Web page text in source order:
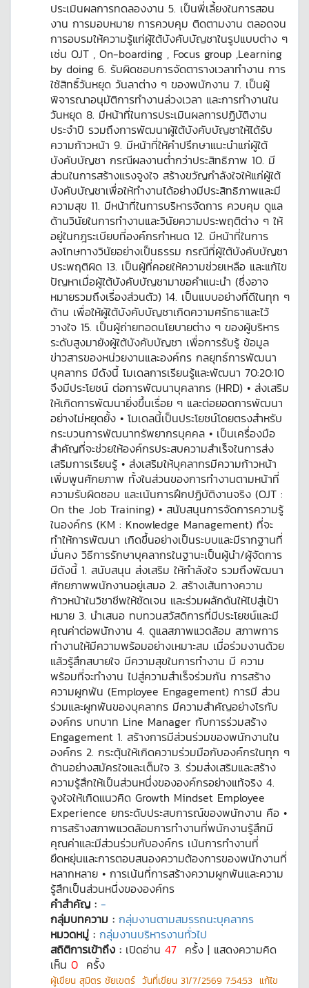
ประเมินผลการทดลองงาน 5. เป็นพี่เลี้ยงในการสอน
งาน การมอบหมาย การควบคุม ติดตามงาน ตลอดจน
การอบรมให้ความรู้แก่ผู้ใต้บังคับบัญชาในรูปแบบต่าง ๆ
เช่น OJT , On-boarding , Focus group ,Learning
by doing 6. รับผิดชอบการจัดตารางเวลาทำงาน การ
ใช้สิทธิ์วันหยุด วันลาต่าง ๆ ของพนักงาน 7. เป็นผู้
พิจารณาอนุมัติการทำงานล่วงเวลา และการทำงานใน
วันหยุด 8. มีหน้าที่ในการประเมินผลการปฏิบัติงาน
ประจำปี รวมถึงการพัฒนาผู้ใต้บังคับบัญชาให้ได้รับ
ความก้าวหน้า 9. มีหน้าที่ให้คำปรึกษาแนะนำแก่ผู้ใต้
บังคับบัญชา กรณีผลงานต่ำกว่าประสิทธิภาพ 10. มี
ส่วนในการสร้างแรงจูงใจ สร้างขวัญกำลังใจให้แก่ผู้ใต้
บังคับบัญชาเพื่อให้ทำงานได้อย่างมีประสิทธิภาพและมี
ความสุข 11. มีหน้าที่ในการบริหารจัดการ ควบคุม ดูแล
ด้านวินัยในการทำงานและวินัยความประพฤติต่าง ๆ ให้
อยู่ในกฎระเบียบที่องค์กรกำหนด 12. มีหน้าที่ในการ
ลงโทษทางวินัยอย่างเป็นธรรม กรณีที่ผู้ใต้บังคับบัญชา
ประพฤติผิด 13. เป็นผู้ที่คอยให้ความช่วยเหลือ และแก้ไข
ปัญหาเมื่อผู้ใต้บังคับบัญชามาขอคำแนะนำ (ซึ่งอาจ
หมายรวมถึงเรื่องส่วนตัว) 14. เป็นแบบอย่างที่ดีในทุก ๆ
ด้าน เพื่อให้ผู้ใต้บังคับบัญชาเกิดความศรัทธาและไว้
วางใจ 15. เป็นผู้ถ่ายทอดนโยบายต่าง ๆ ของผู้บริหาร
ระดับสูงมายังผู้ใต้บังคับบัญชา เพื่อการรับรู้ ข้อมูล
ข่าวสารของหน่วยงานและองค์กร กลยุทธ์การพัฒนา
บุคลากร มีดังนี้ โมเดลการเรียนรู้และพัฒนา 70:20:10
จึงมีประโยชน์ ต่อการพัฒนาบุคลากร (HRD) • ส่งเสริม
ให้เกิดการพัฒนายิ่งขึ้นเรื่อย ๆ และต่อยอดการพัฒนา
อย่างไม่หยุดยั้ง • โมเดลนี้เป็นประโยชน์โดยตรงสำหรับ
กระบวนการพัฒนาทรัพยากรบุคคล • เป็นเครื่องมือ
สำคัญที่จะช่วยให้องค์กรประสบความสำเร็จในการส่ง
เสริมการเรียนรู้ • ส่งเสริมให้บุคลากรมีความก้าวหน้า
เพิ่มพูนศักยภาพ ทั้งในส่วนของการทำงานตามหน้าที่
ความรับผิดชอบ และเน้นการฝึกปฏิบัติงานจริง (OJT :
On the Job Training) • สนับสนุนการจัดการความรู้
ในองค์กร (KM : Knowledge Management) ที่จะ
ทำให้การพัฒนา เกิดขึ้นอย่างเป็นระบบและมีรากฐานที่
มั่นคง วิธีการรักษาบุคลากรในฐานะเป็นผู้นำ/ผู้จัดการ
มีดังนี้ 1. สนับสนุน ส่งเสริม ให้กำลังใจ รวมถึงพัฒนา
ศักยภาพพนักงานอยู่เสมอ 2. สร้างเส้นทางความ
ก้าวหน้าในวิชาชีพให้ชัดเจน และร่วมผลักดันให้ไปสู่เป้า
หมาย 3. นำเสนอ ทบทวนสวัสดิการที่มีประโยชน์และมี
คุณค่าต่อพนักงาน 4. ดูแลสภาพแวดล้อม สภาพการ
ทำงานให้มีความพร้อมอย่างเหมาะสม เมื่อร่วมงานด้วย
แล้วรู้สึกสบายใจ มีความสุขในการทำงาน มี ความ
พร้อมที่จะทำงาน ไปสู่ความสำเร็จร่วมกัน การสร้าง
ความผูกพัน (Employee Engagement) การมี ส่วน
ร่วมและผูกพันของบุคลากร มีความสำคัญอย่างไรกับ
องค์กร บทบาท Line Manager กับการร่วมสร้าง
Engagement 1. สร้างการมีส่วนร่วมของพนักงานใน
องค์กร 2. กระตุ้นให้เกิดความร่วมมือกับองค์กรในทุก ๆ
ด้านอย่างสมัครใจและเต็มใจ 3. ร่วมส่งเสริมและสร้าง
ความรู้สึกให้เป็นส่วนหนึ่งขององค์กรอย่างแท้จริง 4.
จูงใจให้เกิดแนวคิด Growth Mindset Employee
Experience ยกระดับประสบการณ์ของพนักงาน คือ •
การสร้างสภาพแวดล้อมการทำงานที่พนักงานรู้สึกมี
คุณค่าและมีส่วนร่วมกับองค์กร เน้นการทำงานที่
ยืดหยุ่นและการตอบสนองความต้องการของพนักงานที่
หลากหลาย • การเน้นที่การสร้างความผูกพันและความ
รู้สึกเป็นส่วนหนึ่งขององค์กร
คำสำคัญ : -
กลุ่มบทความ : กลุ่มงานตามสมรรถนะบุคลากร
หมวดหมู่ : กลุ่มงานบริหารงานทั่วไป
สถิติการเข้าถึง : เปิดอ่าน 47 ครั้ง | แสดงความคิด
เห็น 0 ครั้ง
ผู้เขียน สุมิตร ชัยเขตร์ วันที่เขียน 31/7/2569 7:54:53 แก้ไข